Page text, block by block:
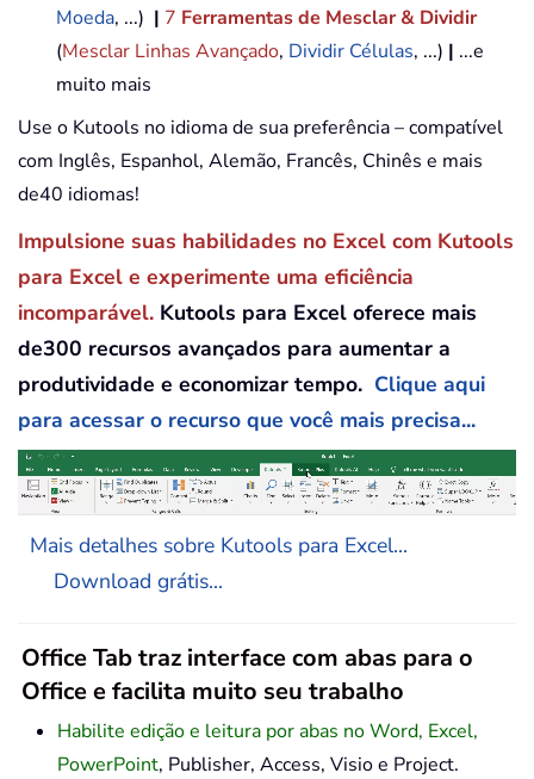
Moeda, ...) | 7 Ferramentas de Mesclar & Dividir
(Mesclar Linhas Avançado, Dividir Células, ...) | ...e
muito mais
Use o Kutools no idioma de sua preferência – compatível
com Inglês, Espanhol, Alemão, Francês, Chinês e mais
de40 idiomas!
Impulsione suas habilidades no Excel com Kutools
para Excel e experimente uma eficiência
incomparável. Kutools para Excel oferece mais
de300 recursos avançados para aumentar a
produtividade e economizar tempo. Clique aqui
para acessar o recurso que você mais precisa...
Mais detalhes sobre Kutools para Excel...
Download grátis...
Office Tab traz interface com abas para o
Office e facilita muito seu trabalho
Habilite edição e leitura por abas no Word, Excel,
PowerPoint, Publisher, Access, Visio e Project.